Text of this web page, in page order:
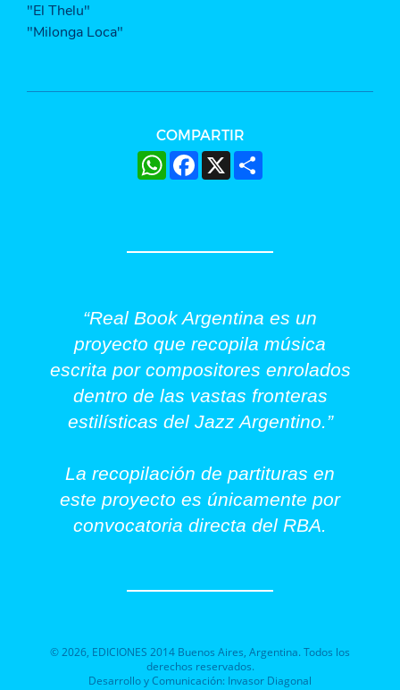
"El Thelu"
"Milonga Loca"
COMPARTIR
WhatsAppFacebook
X
“Real Book Argentina es un
proyecto que recopila música
escrita por compositores enrolados
dentro de las vastas fronteras
estilísticas del Jazz Argentino.”
La recopilación de partituras en
este proyecto es únicamente por
convocatoria directa del RBA.
©2026, EDICIONES 2014 Buenos Aires, Argentina. Todos los
derechos reservados.
Desarrollo y Comunicación: Invasor Diagonal